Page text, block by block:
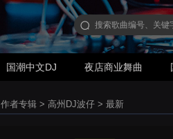
国潮中文DJ 夜店商业舞曲
作者专辑 > 高州DJ波仔 > 最新